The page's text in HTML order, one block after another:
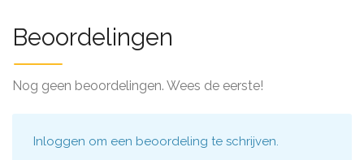
Beoordelingen
Nog geen beoordelingen. Wees de eerste!
Inloggen om een beoordeling te schrijven.